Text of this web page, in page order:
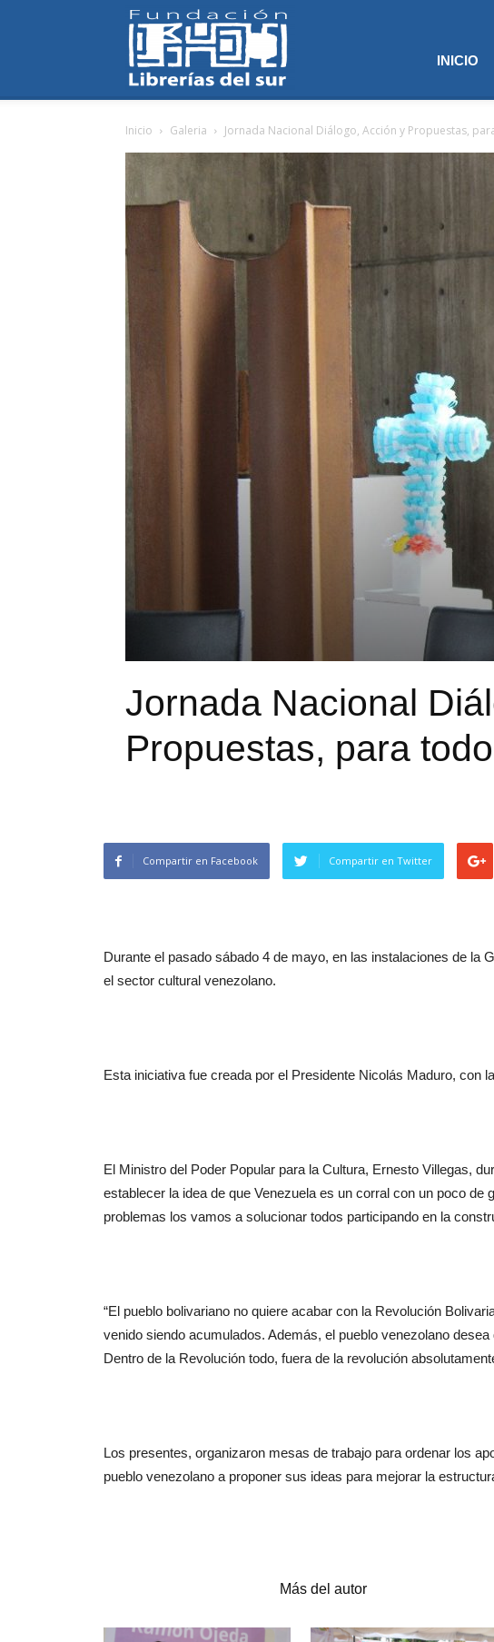
INICIO
Inicio Galeria Jornada Nacional Diálogo, Acción y Propuestas,
Jornada Nacional
Propuestas, para
Compartir en Facebook Compartir en Twitter
Durante el pasado sábado 4 de mayo, en las instalaciones de
el sector cultural venezolano.
Esta iniciativa fue creada por el Presidente Nicolás Maduro, con
El Ministro del Poder Popular para la Cultura, Ernesto Villegas,
establecer la idea de que Venezuela es un corral con un poco
problemas los vamos a solucionar todos participando en la
“El pueblo bolivariano no quiere acabar con la Revolución
venido siendo acumulados. Además, el pueblo venezolano
Dentro de la Revolución todo, fuera de la revolución
Los presentes, organizaron mesas de trabajo para ordenar los
pueblo venezolano a proponer sus ideas para mejorar la
Más del autor